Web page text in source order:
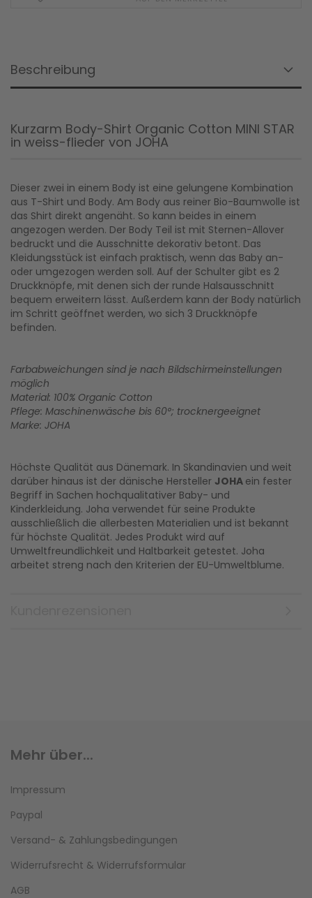
Beschreibung
Kurzarm Body-Shirt Organic Cotton MINI STAR
in weiss-flieder von JOHA
Dieser zwei in einem Body ist eine gelungene Kombination
aus T-Shirt und Body. Am Body aus reiner Bio-Baumwolle ist
das Shirt direkt angenäht. So kann beides in einem
angezogen werden. Der Body Teil ist mit Sternen-Allover
bedruckt und die Ausschnitte dekorativ betont. Das
Kleidungsstück ist einfach praktisch, wenn das Baby an-
oder umgezogen werden soll. Auf der Schulter gibt es 2
Druckknöpfe, mit denen sich der runde Halsausschnitt
bequem erweitern lässt. Außerdem kann der Body natürlich
im Schritt geöffnet werden, wo sich 3 Druckknöpfe
befinden.
Farbabweichungen sind je nach Bildschirmeinstellungen
möglich
Material: 100% Organic Cotton
Pflege: Maschinenwäsche bis 60°; trocknergeeignet
Marke: JOHA
Höchste Qualität aus Dänemark. In Skandinavien und weit
darüber hinaus ist der dänische Hersteller JOHA ein fester
Begriff in Sachen hochqualitativer Baby- und
Kinderkleidung. Joha verwendet für seine Produkte
ausschließlich die allerbesten Materialien und ist bekannt
für höchste Qualität. Jedes Produkt wird auf
Umweltfreundlichkeit und Haltbarkeit getestet. Joha
arbeitet streng nach den Kriterien der EU-Umweltblume.
Mehr über...
Impressum
Paypal
Versand- & Zahlungsbedingungen
Widerrufsrecht & Widerrufsformular
AGB